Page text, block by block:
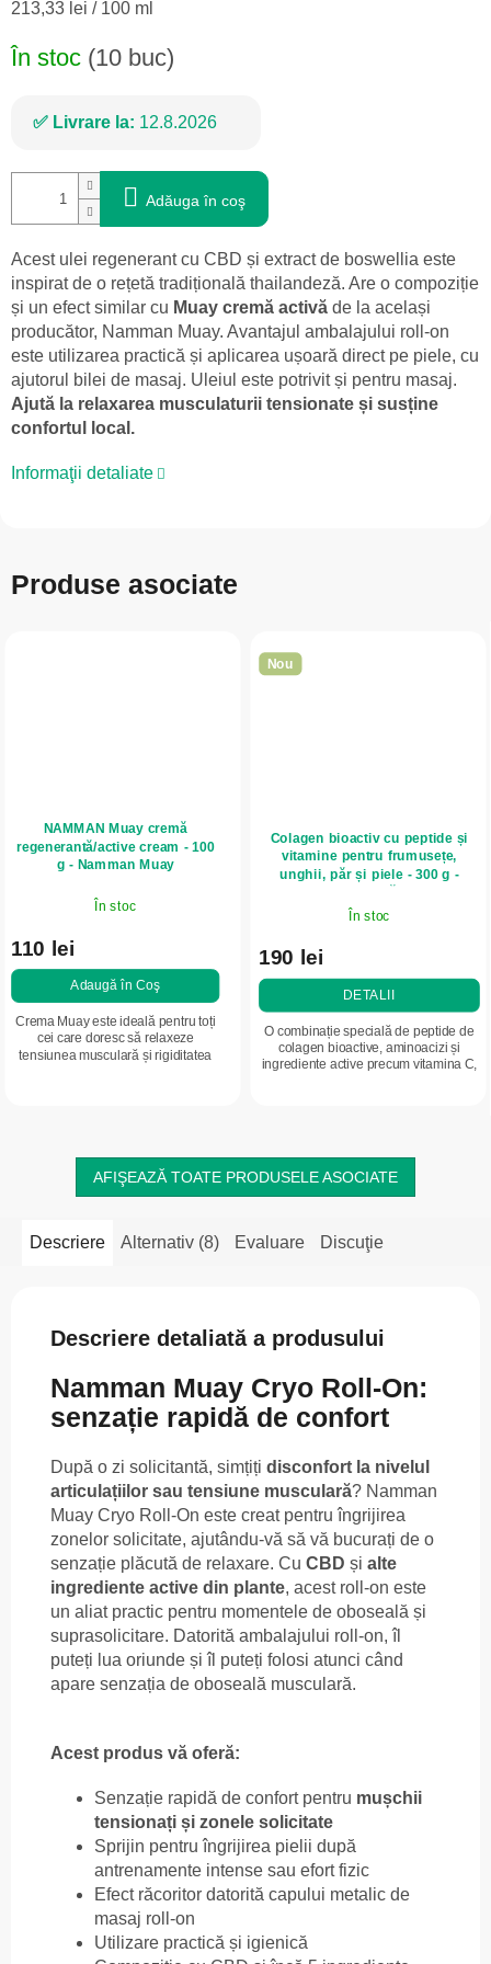
Evaluare
213,33 lei / 100 ml
În stoc (10 buc)
Livrare la: 12.8.2026
Adăuga în coş
Acest ulei regenerant cu CBD și extract de boswellia este
inspirat de o rețetă tradițională thailandeză. Are o compoziție
și un efect similar cu Muay cremă activă de la același
producător, Namman Muay. Avantajul ambalajului roll-on
este utilizarea practică și aplicarea ușoară direct pe piele, cu
ajutorul bilei de masaj. Uleiul este potrivit și pentru masaj.
Ajută la relaxarea musculaturii tensionate și susține
confortul local.
Informaţii detaliate
Produse asociate
NAMMAN Muay cremă
regenerantă/active cream - 100
g - Namman Muay
În stoc
110 lei
Adaugă în Coş
Crema Muay este ideală pentru toți
cei care doresc să relaxeze
tensiunea musculară și rigiditatea
Nou
Colagen bioactiv cu peptide și
vitamine pentru frumusețe,
unghii, păr și piele - 300 g -
Herbatica - Căpșuni
În stoc
190 lei
DETALII
O combinație specială de peptide de
colagen bioactive, aminoacizi și
ingrediente active precum vitamina C,
AFIŞEAZĂ TOATE PRODUSELE ASOCIATE
Descriere Alternativ (8) Evaluare Discuţie
Descriere detaliată a produsului
Namman Muay Cryo Roll-On:
senzație rapidă de confort
După o zi solicitantă, simțiți disconfort la nivelul
articulațiilor sau tensiune musculară? Namman
Muay Cryo Roll-On este creat pentru îngrijirea
zonelor solicitate, ajutându-vă să vă bucurați de o
senzație plăcută de relaxare. Cu CBD și alte
ingrediente active din plante, acest roll-on este
un aliat practic pentru momentele de oboseală și
suprasolicitare. Datorită ambalajului roll-on, îl
puteți lua oriunde și îl puteți folosi atunci când
apare senzația de oboseală musculară.
Acest produs vă oferă:
Senzație rapidă de confort pentru mușchii
tensionați și zonele solicitate
Sprijin pentru îngrijirea pielii după
antrenamente intense sau efort fizic
Efect răcoritor datorită capului metalic de
masaj roll-on
Utilizare practică și igienică